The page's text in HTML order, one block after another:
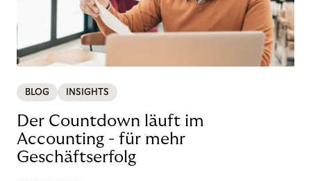
BLOG INSIGHTS
Der Countdown läuft im
Accounting - für mehr
Geschäftserfolg